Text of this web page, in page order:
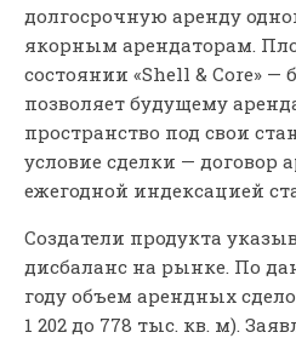
долгосрочную аренду
якорным арендаторам.
состоянии «Shell & Core» —
позволяет будущему
пространство под свои
условие сделки — договор
ежегодной индексацией
Создатели продукта
дисбаланс на рынке. По
году объем арендных
1 202 до 778 тыс. кв. м).